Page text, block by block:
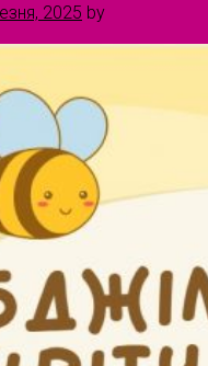
2025 by